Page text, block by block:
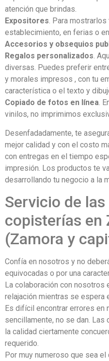
atención que brindas.
Expositores. Para mostrarlos
establecimiento, en ferias o
Accesorios y obsequios
Regalos personalizados.
diversas. Puedes preferir
y morales impresos , con tu
característica o el texto y
Copiado de fotos en línea.
vinilos, no imprimimos
Desenfadadamente, te
mejor calidad y con el costo
con entregas en el tiempo
impresión. Los productos te
desarrollando tu negocio a la
Servicio de
copisterías en
(Zamora y
Confía en nosotros y no
equivocadas o por una
La colaboración con nosotros
relajación mientras se espera
Es difícil encontrar errores en
sencillamente, no se dan.
la calidad ciertamente
requerido.
Por muy numeroso que sea